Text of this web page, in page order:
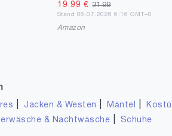
19.99 €21.99
Stand 06.07.2026 6:16 GMT+0
Amazon
Jacken & Westen Mäntel
& Nachtwäsche Schuhe